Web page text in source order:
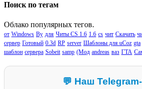
Поиск по тегам
Облако популярных тегов.
от Windows By для Читы CS 1.6 1.6 cs чит Скачать
сервер Готовый 0.3d RP server Шаблоны для uCoz gta
шаблон сервера Sobeit samp (Мод andreas ваз ГТА
💬 Наш